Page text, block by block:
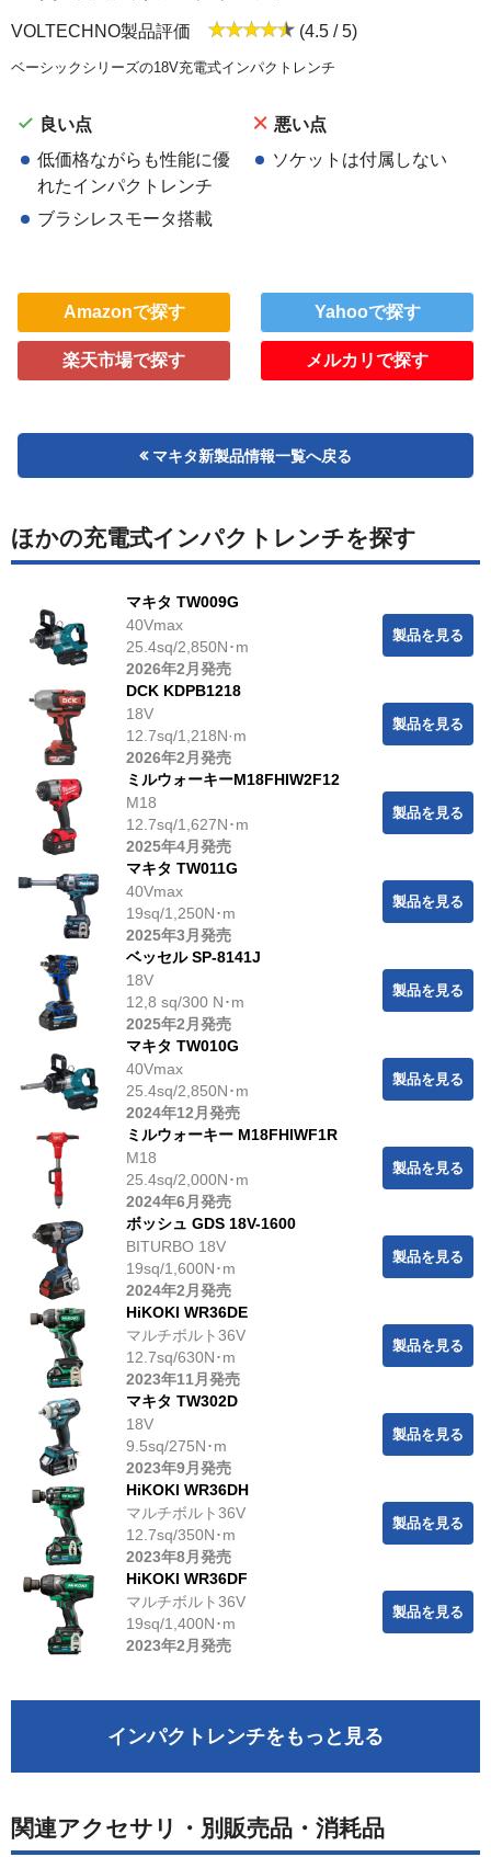
VOLTECHNO製品評価 (4.5 / 5)
ベーシックシリーズの18V充電式インパクトレンチ
良い点
低価格ながらも性能に優
れたインパクトレンチ
ブラシレスモータ搭載
悪い点
ソケットは付属しない
Amazonで探す
楽天市場で探す
Yahooで探す
メルカリで探す
マキタ新製品情報一覧へ戻る
ほかの充電式インパクトレンチを探す
マキタ TW009G
40Vmax
25.4sq/2,850N･m
2026年2月発売
製品を見る
DCK KDPB1218
18V
12.7sq/1,218N·m
2026年2月発売
製品を見る
ミルウォーキーM18FHIW2F12
M18
12.7sq/1,627N･m
2025年4月発売
製品を見る
マキタ TW011G
40Vmax
19sq/1,250N･m
2025年3月発売
製品を見る
ベッセル SP-8141J
18V
12,8 sq/300 N･m
2025年2月発売
製品を見る
マキタ TW010G
40Vmax
25.4sq/2,850N･m
2024年12月発売
製品を見る
ミルウォーキー M18FHIWF1R
M18
25.4sq/2,000N･m
2024年6月発売
製品を見る
ボッシュ GDS 18V-1600
BITURBO 18V
19sq/1,600N･m
2024年2月発売
製品を見る
HiKOKI WR36DE
マルチボルト36V
12.7sq/630N･m
2023年11月発売
製品を見る
マキタ TW302D
18V
9.5sq/275N･m
2023年9月発売
製品を見る
HiKOKI WR36DH
マルチボルト36V
12.7sq/350N･m
2023年8月発売
製品を見る
HiKOKI WR36DF
マルチボルト36V
19sq/1,400N･m
2023年2月発売
製品を見る
インパクトレンチをもっと見る
関連アクセサリ・別販売品・消耗品